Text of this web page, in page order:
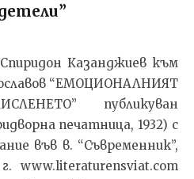
Казанджиев към
“ЕМОЦИОНАЛНИЯТ
публикуван
печатница, 1932) с
във в. “Съвременник”,
www.literaturensviat.com